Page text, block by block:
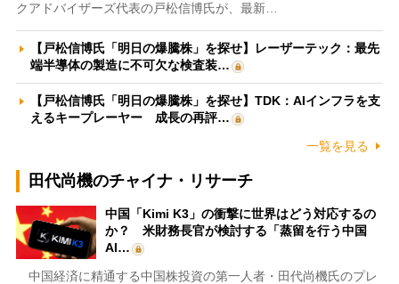
クアドバイザーズ代表の戸松信博氏が、最新…
【戸松信博氏「明日の爆騰株」を探せ】レーザーテック：最先
端半導体の製造に不可欠な検査装…
【戸松信博氏「明日の爆騰株」を探せ】TDK：AIインフラを支
えるキープレーヤー 成長の再評…
一覧を見る
田代尚機のチャイナ・リサーチ
中国「Kimi K3」の衝撃に世界はどう対応するの
か？ 米財務長官が検討する「蒸留を行う中国
AI…
中国経済に精通する中国株投資の第一人者・田代尚機氏のプレ